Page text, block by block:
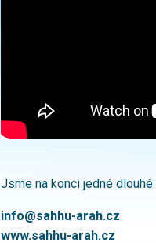
Jsme na konci jedné
info@sahhu-arah.cz
www.sahhu-arah.cz